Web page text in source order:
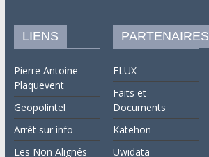
LIENS
Pierre Antoine
Plaquevent
Geopolintel
Arrêt sur info
Les Non Alignés
PARTENAIRES
FLUX
Faits et
Documents
Katehon
Uwidata